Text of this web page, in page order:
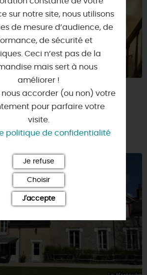
SUR-LOIRE
sur notre site, nous utilisons
de mesure d’audience, de
de sécurité et
Ceci n’est pas de la
mais sert à nous
améliorer !
nous accorder (ou non) votre
pour parfaire votre
visite.
politique de confidentialité
Je refuse
Choisir
J'accepte